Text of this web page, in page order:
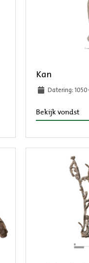
Kan
Datering:
Bekijk vondst